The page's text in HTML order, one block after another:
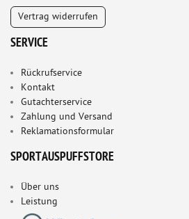
Vertrag widerrufen
SERVICE
Rückrufservice
Kontakt
Gutachterservice
Zahlung und Versand
Reklamationsformular
SPORTAUSPUFFSTORE
Über uns
Leistung